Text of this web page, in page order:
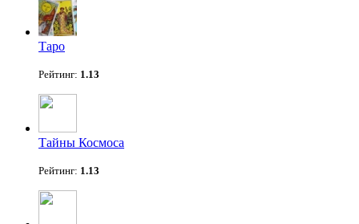
Таро
Рейтинг: 1.13
Тайны Космоса
Рейтинг: 1.13